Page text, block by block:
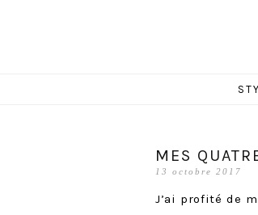
MES
13 octobre 2017
J’ai profité de